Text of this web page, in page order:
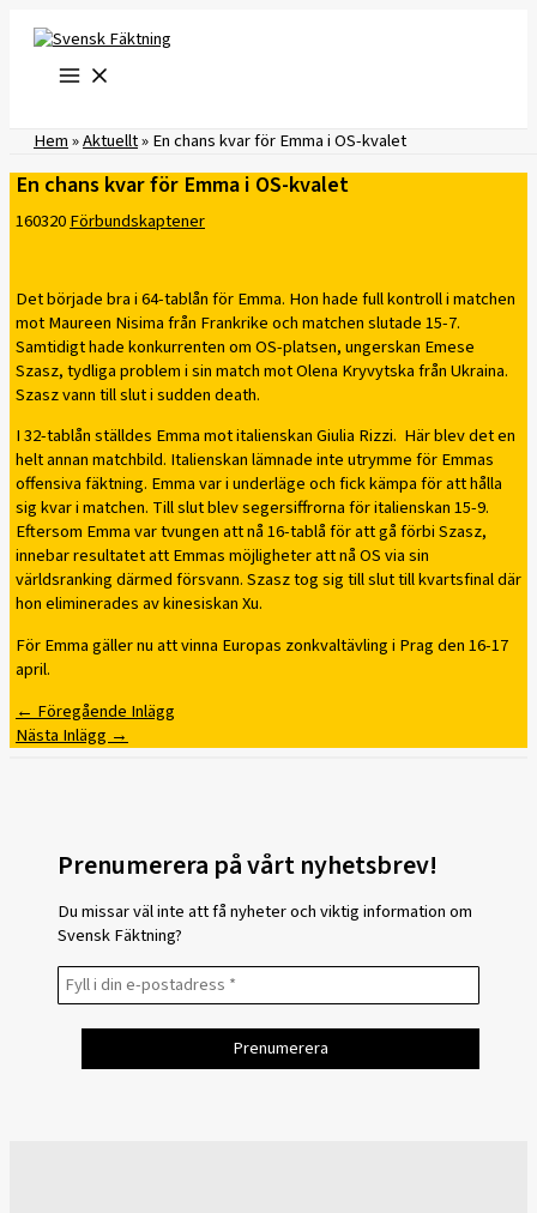
innehåll
Hem»Aktuellt»En chans kvar för Emma i OS-kvalet
En chans kvar för Emma i OS-kvalet
160320Förbundskaptener
Det började bra i 64-tablån för Emma. Hon hade full kontroll i matchen
mot Maureen Nisima från Frankrike och matchen slutade 15-7.
Samtidigt hade konkurrenten om OS-platsen, ungerskan Emese
Szasz, tydliga problem i sin match mot Olena Kryvytska från Ukraina.
Szasz vann till slut i sudden death.
I 32-tablån ställdes Emma mot italienskan Giulia Rizzi. Här blev det en
helt annan matchbild. Italienskan lämnade inte utrymme för Emmas
offensiva fäktning. Emma var i underläge och fick kämpa för att hålla
sig kvar i matchen. Till slut blev segersiffrorna för italienskan 15-9.
Eftersom Emma var tvungen att nå 16-tablå för att gå förbi Szasz,
innebar resultatet att Emmas möjligheter att nå OS via sin
världsranking därmed försvann. Szasz tog sig till slut till kvartsfinal där
hon eliminerades av kinesiskan Xu.
För Emma gäller nu att vinna Europas zonkvaltävling i Prag den 16-17
april.
← Föregående Inlägg
Nästa Inlägg →
Prenumerera på vårt nyhetsbrev!
Du missar väl inte att få nyheter och viktig information om
Svensk Fäktning?